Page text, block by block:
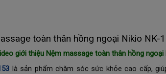
toàn thân hồng ngoại Nikio
giới thiệu Nệm massage toàn thân hồng ngoại
là sản phẩm chăm sóc sức khỏe cao cấp,